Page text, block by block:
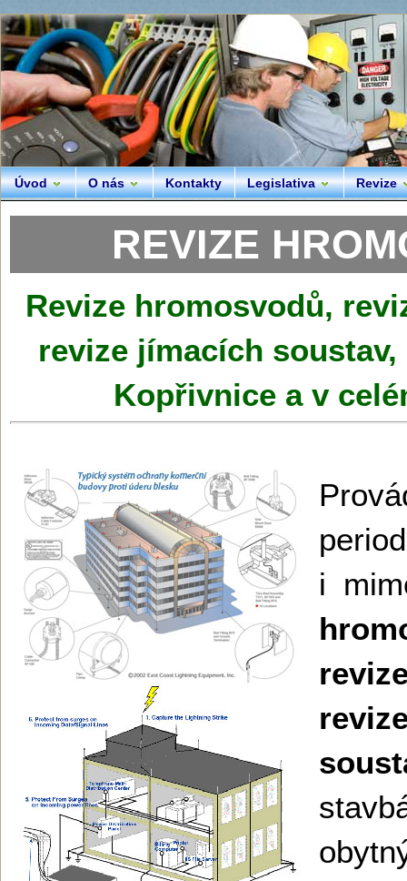
Úvod O nás Kontakty Legislativa Revize
REVIZE
Revize hromosvodů,
revize jímacích
Kopřivnice a v
i